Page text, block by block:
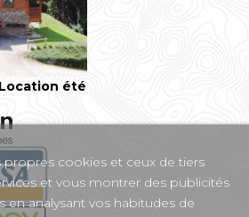
Location été
propres cookies et ceux de tiers
et vous montrer des publicités
en analysant vos habitudes de